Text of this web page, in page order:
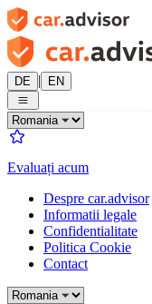
DE | EN
Evaluați acum
Despre car.advisor
Informatii legale
Confidentialitate
Politica Cookie
Contact